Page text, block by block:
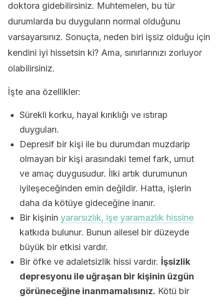
doktora gidebilirsiniz. Muhtemelen, bu tür
durumlarda bu duyguların normal olduğunu
varsayarsınız. Sonuçta, neden biri işsiz olduğu için
kendini iyi hissetsin ki? Ama, sınırlarınızı zorluyor
olabilirsiniz.
İşte ana özellikler:
Sürekli korku, hayal kırıklığı ve ıstırap
duyguları.
Depresif bir kişi ile bu durumdan muzdarip
olmayan bir kişi arasındaki temel fark, umut
ve amaç duygusudur. İlki artık durumunun
iyileşeceğinden emin değildir. Hatta, işlerin
daha da kötüye gideceğine inanır.
Bir kişinin yararsızlık, işe yaramazlık hissine
katkıda bulunur. Bunun ailesel bir düzeyde
büyük bir etkisi vardır.
Bir öfke ve adaletsizlik hissi vardır. İşsizlik
depresyonu ile uğraşan bir kişinin üzgün
görüneceğine inanmamalısınız. Kötü bir